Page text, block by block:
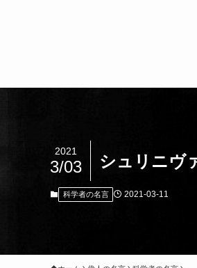
シュリニヴ
2021
3/03
科学者の名言 2021-03-11